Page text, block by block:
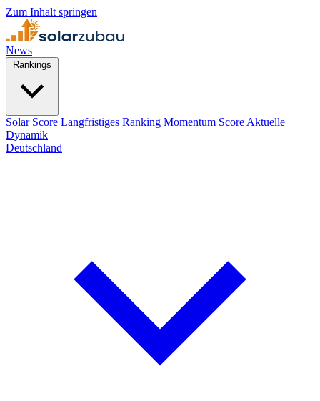
Zum Inhalt springen
News
Solar Score Langfristiges Ranking Momentum Score Aktuelle
Dynamik
Deutschland